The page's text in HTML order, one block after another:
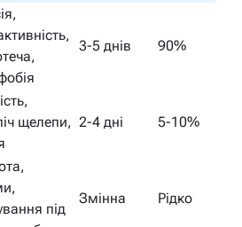
3-5 днів 90%
щелепи, 2-4 дні 5-10%
під
Змінна Рідко